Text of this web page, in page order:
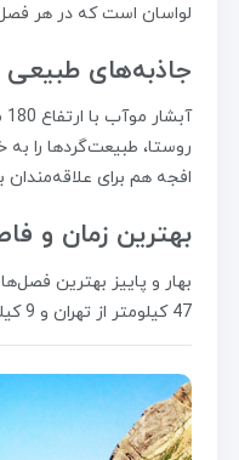
لواسان است که در هر
جاذبه‌های طبیعی
روستا، طبیعت‌گردها را
افجه هم برای
بهترین زمان و
بهار و پاییز بهترین
47 کیلومتر از تهران و 9 کیلومتر از لواسان.